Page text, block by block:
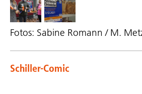
Fotos: Sabine Romann / M.
Schiller-Comic